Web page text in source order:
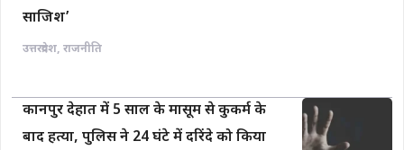
साजिश’
उत्तरप्रदेश, राजनीति
कानपुर देहात में 5 साल के मासूम से कुकर्म के
बाद हत्या, पुलिस ने 24 घंटे में दरिंदे को किया